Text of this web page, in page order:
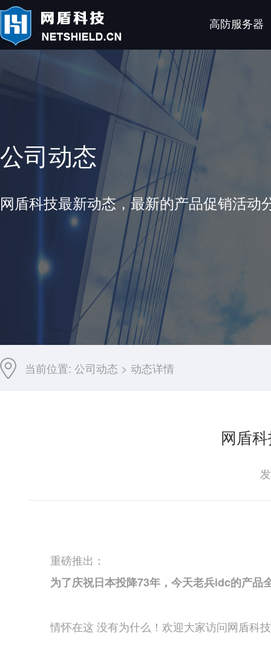
高防服务器
公司动态
网盾科技最新动态，最新的产品促销活
当前位置: 公司动态 > 动态详情
网盾
重磅推出：
为了庆祝日本投降73年，今天老兵idc的产品
情怀在这 没有为什么！欢迎大家访问网盾科